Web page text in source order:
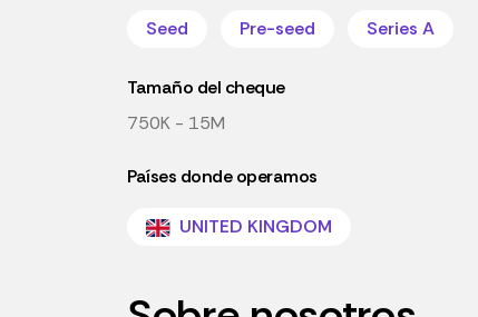
Seed Pre-seed Series A
Tamaño del cheque
750K - 15M
Países donde operamos
UNITED KINGDOM